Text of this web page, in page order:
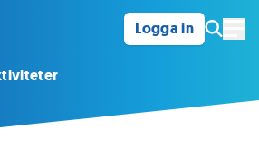
Logga in